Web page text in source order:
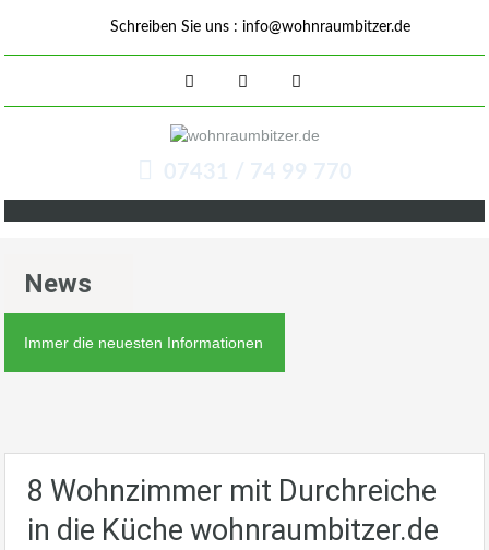
Schreiben Sie uns : info@wohnraumbitzer.de
07431 / 74 99 770
News
Immer die neuesten Informationen
8 Wohnzimmer mit Durchreiche
in die Küche wohnraumbitzer.de